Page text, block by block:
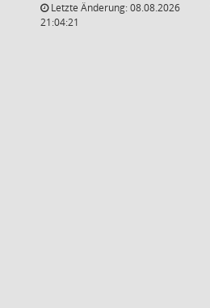
Letzte Änderung: 08.08.2026
21:04:21